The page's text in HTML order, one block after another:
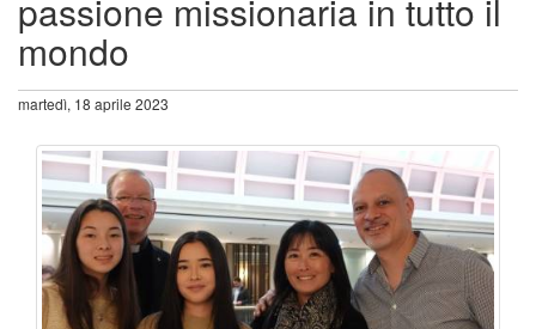
passione missionaria in tutto il
mondo
martedì, 18 aprile 2023